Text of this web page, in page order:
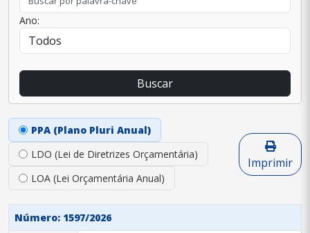
Ano:
Buscar
PPA (Plano Pluri Anual)
LDO (Lei de Diretrizes Orçamentária)
LOA (Lei Orçamentária Anual)
Imprimir
Número: 1597/2026